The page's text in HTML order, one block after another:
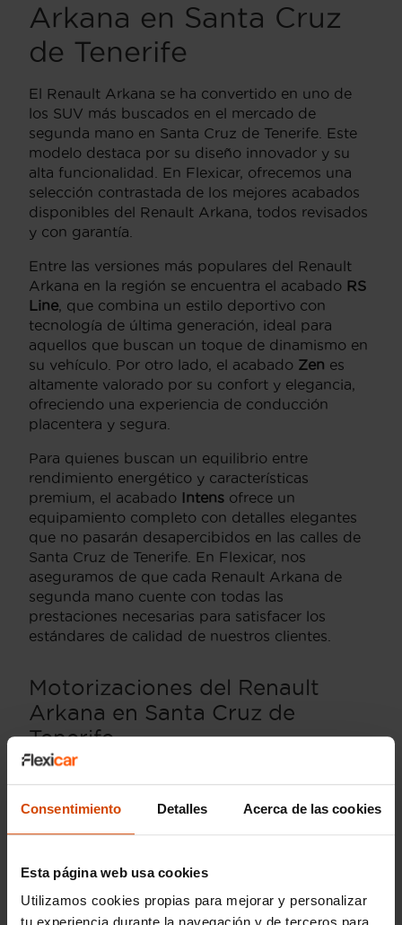
Consentimiento Detalles Acerca de las cookies
Esta página web usa cookies
Utilizamos cookies propias para mejorar y personalizar
Arkana en Santa Cruz
de Tenerife
El Renault Arkana se ha convertido en uno de
los SUV más buscados en el mercado de
segunda mano en Santa Cruz de Tenerife. Este
modelo destaca por su diseño innovador y su
alta funcionalidad. En Flexicar, ofrecemos una
selección contrastada de los mejores acabados
disponibles del Renault Arkana, todos revisados
y con garantía.
Entre las versiones más populares del Renault
Arkana en la región se encuentra el acabado RS
Line, que combina un estilo deportivo con
tecnología de última generación, ideal para
aquellos que buscan un toque de dinamismo en
su vehículo. Por otro lado, el acabado Zen es
altamente valorado por su confort y elegancia,
ofreciendo una experiencia de conducción
placentera y segura.
Para quienes buscan un equilibrio entre
rendimiento energético y características
premium, el acabado Intens ofrece un
equipamiento completo con detalles elegantes
que no pasarán desapercibidos en las calles de
Santa Cruz de Tenerife. En Flexicar, nos
aseguramos de que cada Renault Arkana de
segunda mano cuente con todas las
prestaciones necesarias para satisfacer los
estándares de calidad de nuestros clientes.
Motorizaciones del Renault
Arkana en Santa Cruz de
Tenerife
necesidades de cada conductor en Santa Cruz
de Tenerife. Uno de los motores más
impresionante equilibrio entre potencia y
eficiencia de combustible, ideal para los
recorridos tanto urbanos como interurbanos.